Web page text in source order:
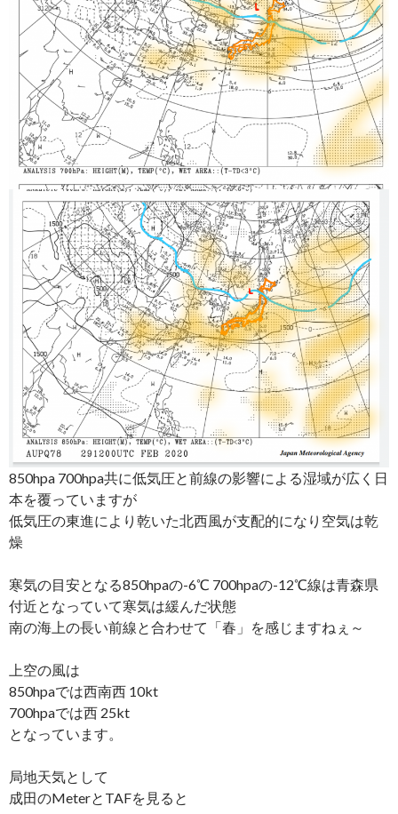
850hpa 700hpa共に低気圧と前線の影響による湿域が広く日
本を覆っていますが
低気圧の東進により乾いた北西風が支配的になり空気は乾
燥
寒気の目安となる850hpaの-6℃ 700hpaの-12℃線は青森県
付近となっていて寒気は緩んだ状態
南の海上の長い前線と合わせて「春」を感じますねぇ～
上空の風は
850hpaでは西南西 10kt
700hpaでは西 25kt
となっています。
局地天気として
成田のMeterとTAFを見ると